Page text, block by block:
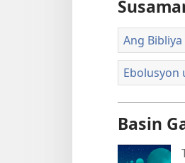
Ang Bibliya
Ebolusyon
Basin